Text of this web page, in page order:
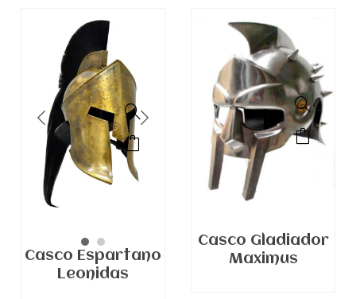
Casco Espartano
Leonidas
Casco Gladiador
Maximus